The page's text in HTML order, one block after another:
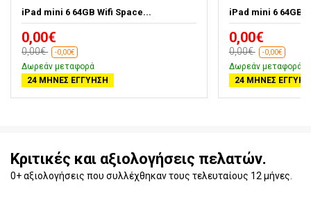
iPad mini 6 64GB Wifi Space...
0,00€
0,00€ -0,00€
Δωρεάν μεταφορά
24 ΜΉΝΕΣ ΕΓΓΎΗΣΗ
iPad mini 6 64GB
0,00€
0,00€ -0,00€
Δωρεάν μεταφορά
24 ΜΉΝΕΣ
Κριτικές και αξιολογήσεις πελατών.
0+ αξιολογήσεις που συλλέχθηκαν τους τελευταίους 12 μήνες.